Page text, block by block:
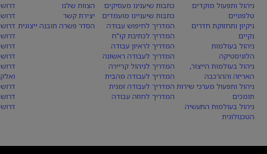
ניהול ותפעול מוקדים
טלפוניים
ניקיון ותחזוקת חדרים
נקיים
ניהול בעולמות
הלוגיסטיקה
ניהול בעולמות הייצור,
האריזה וההרכבה
ניהול ותפעול מערכי שירות
תומכים
ניהול בעולמות התעשיה
הטכנולוגית
כתבות שיענינו מעסיקים
כתבות שיעניינו מועמדים
המדריך לחיפוש עבודה
המדריך לכתיבת קו"ח
המדריך לראיון עבודה
המדריך לעבודה ראשונה
המדריך לניהול קריירה
המדריך לעבודה מהבית
המדריך לעבודה זמנית
המדריך לחוזה עבודה
הצוות שלנו
יצירת קשר
הסדר פשרה תובנה ייצוגית